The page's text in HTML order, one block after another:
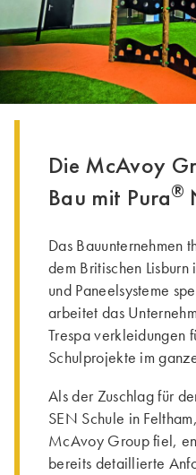
Die McAvoy
Bau mit Pura®
Das Bauunternehmen
dem Britischen
und Paneelsysteme
arbeitet das
Trespa verkleidungen
Schulprojekte im
Als der Zuschlag für
SEN Schule in
McAvoy Group fiel,
bereits detaillierte